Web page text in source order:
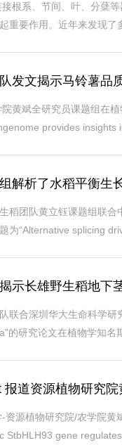
根系、节间、叶、分蘖
重要作用。近年来发现了
发文揭示马铃薯品
黄斌全研究员课题组在
provides
解析了水稻平衡生
稻团队黄立钰课题组联
为“Alternative splicing
示长雄野生稻地下
联合深圳华大生命科学
的研究论文在植物学知名
报道资源植物研究
资源植物研究院/农学院
StbHLH93 gene